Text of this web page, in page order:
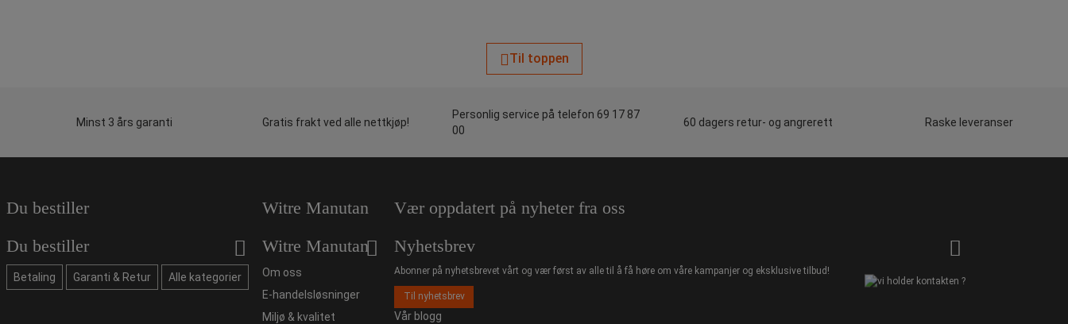
Til toppen
Minst 3 års garanti Gratis frakt ved alle nettkjøp!
Personlig service på telefon 69 17 87
00
60 dagers retur- og angrerett Raske leveranser
Du bestiller
Du bestiller
Betaling Garanti & Retur Alle kategorier
Witre Manutan
Witre Manutan
Om oss
E-handelsløsninger
Miljø & kvalitet
Vær oppdatert på nyheter fra oss
Nyhetsbrev
Abonner på nyhetsbrevet vårt og vær først av alle til å få høre om våre kampanjer og eksklusive tilbud!
Til nyhetsbrev
Vår blogg